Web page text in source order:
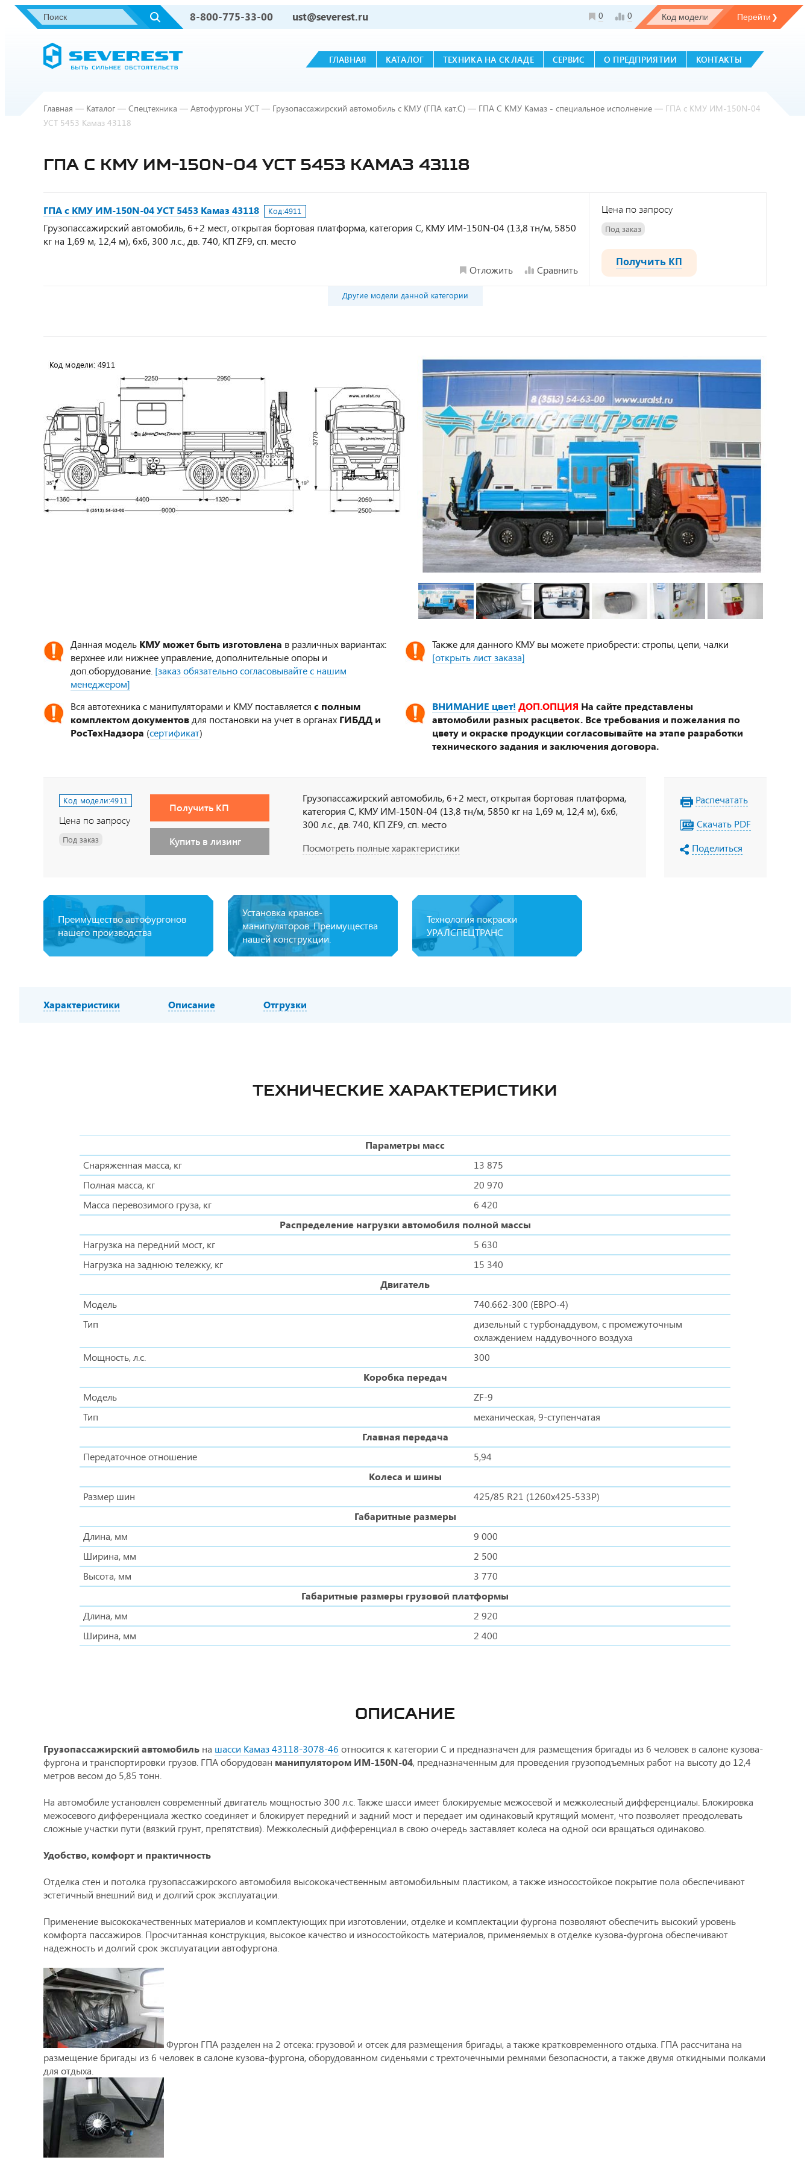
8-800-775-33-00 ust@severest.ru 0 0
ГЛАВНАЯ КАТАЛОГ ТЕХНИКА НА СКЛАДЕ СЕРВИС О ПРЕДПРИЯТИИ КОНТАКТЫ
Главная — Каталог — Спецтехника — Автофургоны УСТ — Грузопассажирский автомобиль с КМУ (ГПА кат.С) — ГПА С КМУ Камаз - специальное исполнение — ГПА с КМУ ИМ-150N-04
УСТ 5453 Камаз 43118
ГПА С КМУ ИМ-150N-04 УСТ 5453 КАМАЗ 43118
ГПА с КМУ ИМ-150N-04 УСТ 5453 Камаз 43118 Код:4911
Грузопассажирский автомобиль, 6+2 мест, открытая бортовая платформа, категория С, КМУ ИМ-150N-04 (13,8 тн/м, 5850
кг на 1,69 м, 12,4 м), 6х6, 300 л.с., дв. 740, КП ZF9, сп. место
Отложить Сравнить
Цена по запросу
Под заказ
Получить КП
Другие модели данной категории
Данная модель КМУ может быть изготовлена в различных вариантах:
верхнее или нижнее управление, дополнительные опоры и
доп.оборудование. [заказ обязательно согласовывайте с нашим
менеджером]
Также для данного КМУ вы можете приобрести: стропы, цепи, чалки
[открыть лист заказа]
Вся автотехника с манипуляторами и КМУ поставляется с полным
комплектом документов для постановки на учет в органах ГИБДД и
РосТехНадзора (сертификат)
ВНИМАНИЕ цвет! ДОП.ОПЦИЯ На сайте представлены
автомобили разных расцветок. Все требования и пожелания по
цвету и окраске продукции согласовывайте на этапе разработки
технического задания и заключения договора.
Код модели:4911
Цена по запросу
Под заказ
Получить КП
Купить в лизинг
Грузопассажирский автомобиль, 6+2 мест, открытая бортовая платформа,
категория С, КМУ ИМ-150N-04 (13,8 тн/м, 5850 кг на 1,69 м, 12,4 м), 6х6,
300 л.с., дв. 740, КП ZF9, сп. место
Посмотреть полные характеристики
Распечатать
Скачать PDF
Поделиться
Преимущество автофургонов
нашего производства
Установка кранов-
манипуляторов. Преимущества
нашей конструкции.
Технология покраски
УРАЛСПЕЦТРАНС
Характеристики Описание Отгрузки
ТЕХНИЧЕСКИЕ ХАРАКТЕРИСТИКИ
Параметры масс
Снаряженная масса, кг
13 875
Полная масса, кг
20 970
Масса перевозимого груза, кг
6 420
Распределение нагрузки автомобиля полной массы
Нагрузка на передний мост, кг
5 630
Нагрузка на заднюю тележку, кг
15 340
Двигатель
Модель
740.662-300 (ЕВРО-4)
Тип
дизельный с турбонаддувом, с промежуточным
охлаждением наддувочного воздуха
Мощность, л.с.
300
Коробка передач
Модель
ZF-9
Тип
механическая, 9-ступенчатая
Главная передача
Передаточное отношение
5,94
Колеса и шины
Размер шин
425/85 R21 (1260x425-533Р)
Габаритные размеры
Длина, мм
9 000
Ширина, мм
2 500
Высота, мм
3 770
Габаритные размеры грузовой платформы
Длина, мм
2 920
Ширина, мм
2 400
ОПИСАНИЕ
Грузопассажирский автомобиль на шасси Камаз 43118-3078-46 относится к категории С и предназначен для размещения бригады из 6 человек в салоне кузова-
фургона и транспортировки грузов. ГПА оборудован манипулятором ИМ-150N-04, предназначенным для проведения грузоподъемных работ на высоту до 12,4
метров весом до 5,85 тонн.
На автомобиле установлен современный двигатель мощностью 300 л.с. Также шасси имеет блокируемые межосевой и межколесный дифференциалы. Блокировка
межосевого дифференциала жестко соединяет и блокирует передний и задний мост и передает им одинаковый крутящий момент, что позволяет преодолевать
сложные участки пути (вязкий грунт, препятствия). Межколесный дифференциал в свою очередь заставляет колеса на одной оси вращаться одинаково.
Удобство, комфорт и практичность
Отделка стен и потолка грузопассажирского автомобиля высококачественным автомобильным пластиком, а также износостойкое покрытие пола обеспечивают
эстетичный внешний вид и долгий срок эксплуатации.
Применение высококачественных материалов и комплектующих при изготовлении, отделке и комплектации фургона позволяют обеспечить высокий уровень
комфорта пассажиров. Просчитанная конструкция, высокое качество и износостойкость материалов, применяемых в отделке кузова-фургона обеспечивают
надежность и долгий срок эксплуатации автофургона.
Фургон ГПА разделен на 2 отсека: грузовой и отсек для размещения бригады, а также кратковременного отдыха. ГПА рассчитана на
размещение бригады из 6 человек в салоне кузова-фургона, оборудованном сиденьями с трехточечными ремнями безопасности, а также двумя откидными полками
для отдыха.